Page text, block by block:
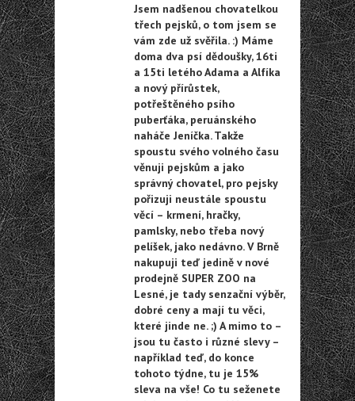
Jsem nadšenou chovatelkou
třech pejsků, o tom jsem se
vám zde už svěřila. :) Máme
doma dva psí dědoušky, 16ti
a 15ti letého Adama a Alfíka
a nový přírůstek,
potřeštěného psího
puberťáka, peruánského
naháče Jeníčka. Takže
spoustu svého volného času
věnuji pejskům a jako
správný chovatel, pro pejsky
pořizuji neustále spoustu
věcí – krmení, hračky,
pamlsky, nebo třeba nový
pelíšek, jako nedávno. V Brně
nakupuji teď jedině v nové
prodejně SUPER ZOO na
Lesné, je tady senzační výběr,
dobré ceny a mají tu věci,
které jinde ne. ;) A mimo to –
jsou tu často i různé slevy –
například teď, do konce
tohoto týdne, tu je 15%
sleva na vše! Co tu seženete